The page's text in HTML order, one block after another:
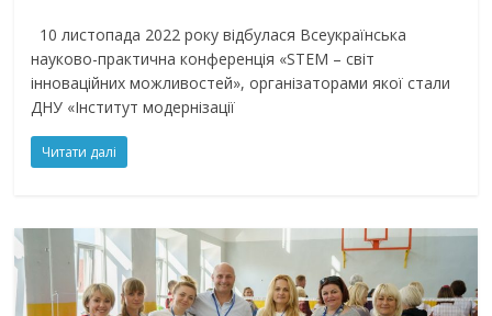
10 листопада 2022 року відбулася Всеукраїнська
науково-практична конференція «STEM – світ
інноваційних можливостей», організаторами якої стали
ДНУ «Інститут модернізації
Читати далі